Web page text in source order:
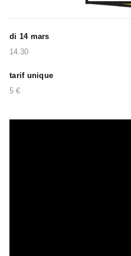
di 14 mars
14.30
tarif unique
5 €